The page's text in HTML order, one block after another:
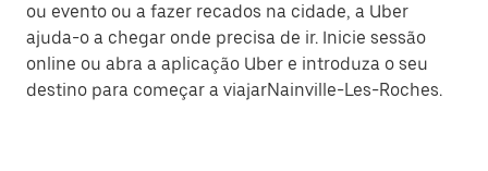
ou evento ou a fazer recados na cidade, a Uber
ajuda-o a chegar onde precisa de ir. Inicie sessão
online ou abra a aplicação Uber e introduza o seu
destino para começar a viajarNainville-Les-Roches.